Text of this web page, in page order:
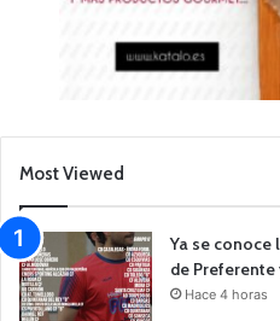
Most Viewed
Ya se conoce
de
Hace 4 horas